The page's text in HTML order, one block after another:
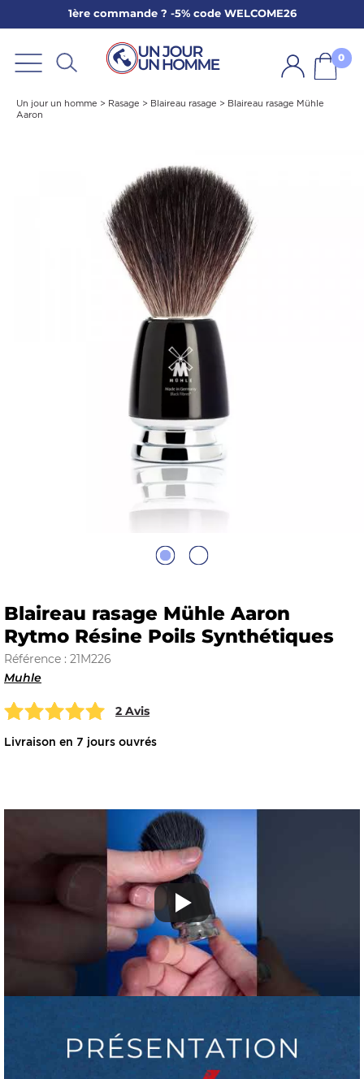
1ère commande ? -5% code WELCOME26
0
Un jour un homme > Rasage > Blaireau rasage > Blaireau rasage Mühle
Aaron
Blaireau rasage Mühle Aaron
Rytmo Résine Poils Synthétiques
Référence : 21M226
Muhle
2 Avis
Livraison en 7 jours ouvrés